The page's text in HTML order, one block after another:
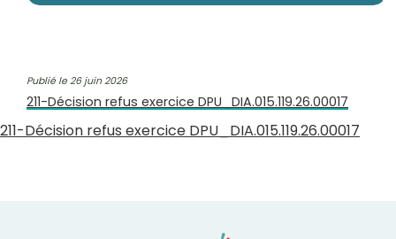
Publié le 26 juin 2026
211-Décision refus exercice DPU_DIA.015.119.26.00017
211-Décision refus exercice DPU_DIA.015.119.26.00017